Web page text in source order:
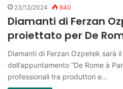
23/12/2024 840
Diamanti di Ferzan
proiettato per De
Diamanti di Ferzan Ozpetek sarà
dell’appuntamento “De Rome à
professionali tra produttori e…